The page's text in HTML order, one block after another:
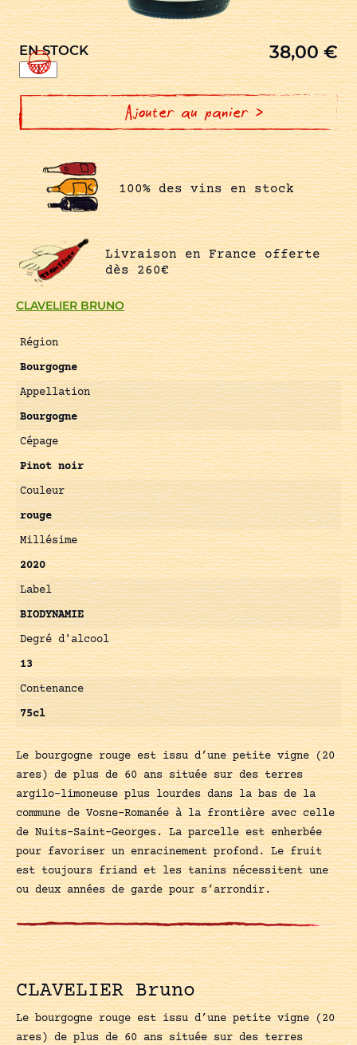
CLAVELIER BRUNO
Région
Bourgogne
Appellation
Bourgogne
Cépage
Pinot noir
Couleur
rouge
Millésime
2020
Label
BIODYNAMIE
Degré d'alcool
13
Contenance
75cl
Le bourgogne rouge est issu d’une petite vigne (20
ares) de plus de 60 ans située sur des terres
argilo-limoneuse plus lourdes dans la bas de la
commune de Vosne-Romanée à la frontière avec celle
de Nuits-Saint-Georges. La parcelle est enherbée
pour favoriser un enracinement profond. Le fruit
est toujours friand et les tanins nécessitent une
ou deux années de garde pour s’arrondir.
EN STOCK 38,00€
quantité
de
BOURGOGNE
PINOT
NOIR
LES
CHAMPS
D'ARGENT
Ajouter au panier >
100% des vins en stock
Livraison en France offerte
dès 260€
CLAVELIER Bruno
Le bourgogne rouge est issu d’une petite vigne (20
ares) de plus de 60 ans située sur des terres